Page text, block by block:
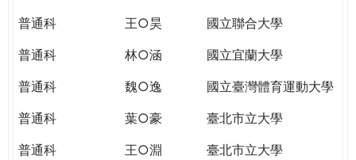
普通科
王○昊
國立聯合大學
普通科
林○涵
國立宜蘭大學
普通科
魏○逸
國立臺灣體育運動大學
普通科
葉○豪
臺北市立大學
普通科
王○淵
臺北市立大學